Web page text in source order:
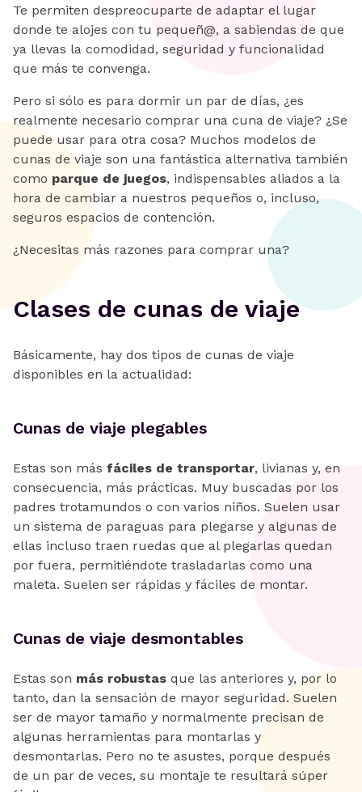
Te permiten despreocuparte de adaptar el lugar
donde te alojes con tu pequeñ@, a sabiendas de que
ya llevas la comodidad, seguridad y funcionalidad
que más te convenga.
Pero si sólo es para dormir un par de días, ¿es
realmente necesario comprar una cuna de viaje? ¿Se
puede usar para otra cosa? Muchos modelos de
cunas de viaje son una fantástica alternativa también
como parque de juegos, indispensables aliados a la
hora de cambiar a nuestros pequeños o, incluso,
seguros espacios de contención.
¿Necesitas más razones para comprar una?
Clases de cunas de viaje
Básicamente, hay dos tipos de cunas de viaje
disponibles en la actualidad:
Cunas de viaje plegables
Estas son más fáciles de transportar, livianas y, en
consecuencia, más prácticas. Muy buscadas por los
padres trotamundos o con varios niños. Suelen usar
un sistema de paraguas para plegarse y algunas de
ellas incluso traen ruedas que al plegarlas quedan
por fuera, permitiéndote trasladarlas como una
maleta. Suelen ser rápidas y fáciles de montar.
Cunas de viaje desmontables
Estas son más robustas que las anteriores y, por lo
tanto, dan la sensación de mayor seguridad. Suelen
ser de mayor tamaño y normalmente precisan de
algunas herramientas para montarlas y
desmontarlas. Pero no te asustes, porque después
de un par de veces, su montaje te resultará súper